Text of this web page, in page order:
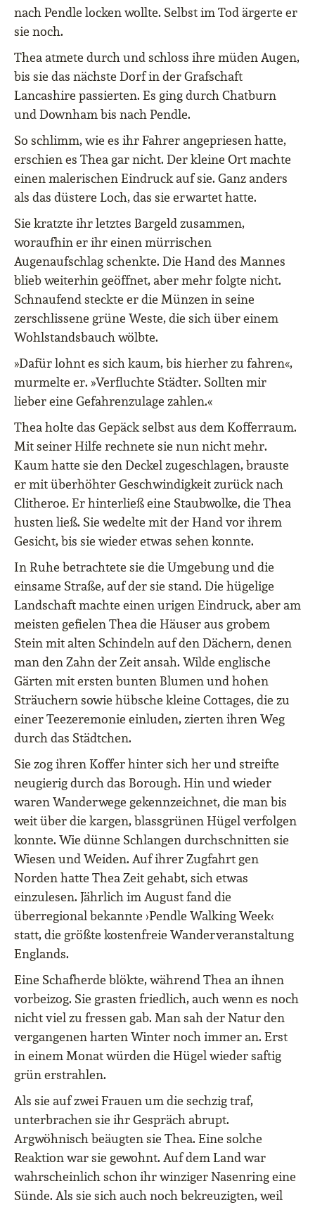
nach Pendle locken wollte. Selbst im Tod ärgerte er
sie noch.
Thea atmete durch und schloss ihre müden Augen,
bis sie das nächste Dorf in der Grafschaft
Lancashire passierten. Es ging durch Chatburn
und Downham bis nach Pendle.
So schlimm, wie es ihr Fahrer angepriesen hatte,
erschien es Thea gar nicht. Der kleine Ort machte
einen malerischen Eindruck auf sie. Ganz anders
als das düstere Loch, das sie erwartet hatte.
Sie kratzte ihr letztes Bargeld zusammen,
woraufhin er ihr einen mürrischen
Augenaufschlag schenkte. Die Hand des Mannes
blieb weiterhin geöffnet, aber mehr folgte nicht.
Schnaufend steckte er die Münzen in seine
zerschlissene grüne Weste, die sich über einem
Wohlstandsbauch wölbte.
»Dafür lohnt es sich kaum, bis hierher zu fahren«,
murmelte er. »Verfluchte Städter. Sollten mir
lieber eine Gefahrenzulage zahlen.«
Thea holte das Gepäck selbst aus dem Kofferraum.
Mit seiner Hilfe rechnete sie nun nicht mehr.
Kaum hatte sie den Deckel zugeschlagen, brauste
er mit überhöhter Geschwindigkeit zurück nach
Clitheroe. Er hinterließ eine Staubwolke, die Thea
husten ließ. Sie wedelte mit der Hand vor ihrem
Gesicht, bis sie wieder etwas sehen konnte.
In Ruhe betrachtete sie die Umgebung und die
einsame Straße, auf der sie stand. Die hügelige
Landschaft machte einen urigen Eindruck, aber am
meisten gefielen Thea die Häuser aus grobem
Stein mit alten Schindeln auf den Dächern, denen
man den Zahn der Zeit ansah. Wilde englische
Gärten mit ersten bunten Blumen und hohen
Sträuchern sowie hübsche kleine Cottages, die zu
einer Teezeremonie einluden, zierten ihren Weg
durch das Städtchen.
Sie zog ihren Koffer hinter sich her und streifte
neugierig durch das Borough. Hin und wieder
waren Wanderwege gekennzeichnet, die man bis
weit über die kargen, blassgrünen Hügel verfolgen
konnte. Wie dünne Schlangen durchschnitten sie
Wiesen und Weiden. Auf ihrer Zugfahrt gen
Norden hatte Thea Zeit gehabt, sich etwas
einzulesen. Jährlich im August fand die
überregional bekannte ›Pendle Walking Week‹
statt, die größte kostenfreie Wanderveranstaltung
Englands.
Eine Schafherde blökte, während Thea an ihnen
vorbeizog. Sie grasten friedlich, auch wenn es noch
nicht viel zu fressen gab. Man sah der Natur den
vergangenen harten Winter noch immer an. Erst
in einem Monat würden die Hügel wieder saftig
grün erstrahlen.
Als sie auf zwei Frauen um die sechzig traf,
unterbrachen sie ihr Gespräch abrupt.
Argwöhnisch beäugten sie Thea. Eine solche
Reaktion war sie gewohnt. Auf dem Land war
wahrscheinlich schon ihr winziger Nasenring eine
Sünde. Als sie sich auch noch bekreuzigten, weil